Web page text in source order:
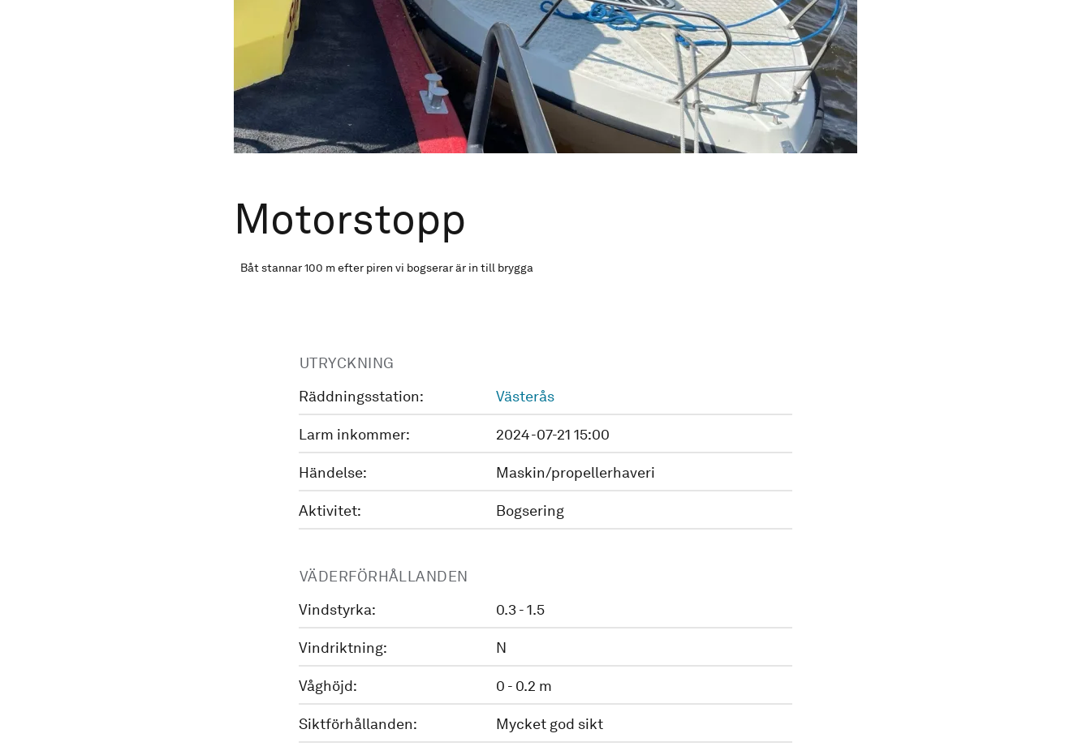
Motorstopp
Båt stannar 100 m efter piren vi bogserar är in till brygga
UTRYCKNING
Räddningsstation:
Västerås
Larm inkommer: 2024-07-21 15:00
Händelse: Maskin/propellerhaveri
Aktivitet: Bogsering
VÄDERFÖRHÅLLANDEN
Vindstyrka:
0.3 - 1.5
Vindriktning: N
Våghöjd: 0 - 0.2 m
Siktförhållanden: Mycket god sikt